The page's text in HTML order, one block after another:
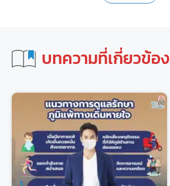
บทความที่เกี่ยวข้อง